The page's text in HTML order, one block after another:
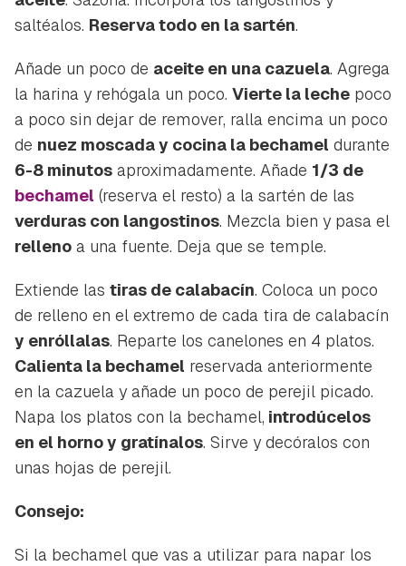
Guardar como favorito
Para poder guardar como favorito, primero has de
iniciar sesión con tu cuenta de Hogarmanía.
INICIAR SESIÓN
saltéalos. Reserva todo en la sartén.
Añade un poco de aceite en una cazuela. Agrega
la harina y rehógala un poco. Vierte la leche poco
a poco sin dejar de remover, ralla encima un poco
de nuez moscada y cocina la bechamel durante
6-8 minutos aproximadamente. Añade 1/3 de
bechamel (reserva el resto) a la sartén de las
verduras con langostinos. Mezcla bien y pasa el
relleno a una fuente. Deja que se temple.
Extiende las tiras de calabacín. Coloca un poco
de relleno en el extremo de cada tira de calabacín
y enróllalas. Reparte los canelones en 4 platos.
Calienta la bechamel reservada anteriormente
en la cazuela y añade un poco de perejil picado.
Napa los platos con la bechamel, introdúcelos
en el horno y gratínalos. Sirve y decóralos con
unas hojas de perejil.
Consejo:
Si la bechamel que vas a utilizar para napar los
Contenido enviado
Gracias por suscribirte a nuestro boletín.
ACEPTAR